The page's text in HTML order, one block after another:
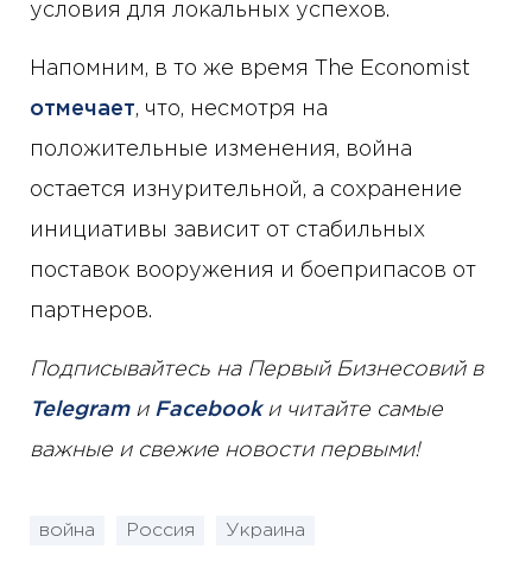
условия для локальных успехов.
Напомним, в то же время The Economist
отмечает, что, несмотря на
положительные изменения, война
остается изнурительной, а сохранение
инициативы зависит от стабильных
поставок вооружения и боеприпасов от
партнеров.
Подписывайтесь на Первый Бизнесовий в
Telegramи Facebookи читайте самые
важные и свежие новости первыми!
война Россия Украина